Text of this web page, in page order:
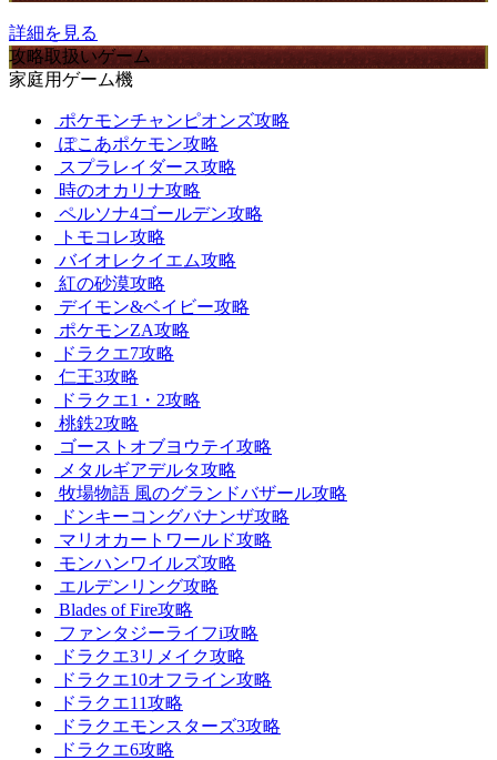
詳細を見る
攻略取扱いゲーム
家庭用ゲーム機
ポケモンチャンピオンズ攻略
ぽこあポケモン攻略
スプラレイダース攻略
時のオカリナ攻略
ペルソナ4ゴールデン攻略
トモコレ攻略
バイオレクイエム攻略
紅の砂漠攻略
デイモン&ベイビー攻略
ポケモンZA攻略
ドラクエ7攻略
仁王3攻略
ドラクエ1・2攻略
桃鉄2攻略
ゴーストオブヨウテイ攻略
メタルギアデルタ攻略
牧場物語 風のグランドバザール攻略
ドンキーコングバナンザ攻略
マリオカートワールド攻略
モンハンワイルズ攻略
エルデンリング攻略
Blades of Fire攻略
ファンタジーライフi攻略
ドラクエ3リメイク攻略
ドラクエ10オフライン攻略
ドラクエ11攻略
ドラクエモンスターズ3攻略
ドラクエ6攻略